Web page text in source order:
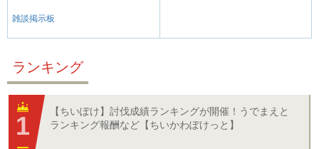
雑談掲示板
ランキング
【ちいぽけ】討伐成績ランキングが開催！うでまえと
ランキング報酬など【ちいかわぽけっと】